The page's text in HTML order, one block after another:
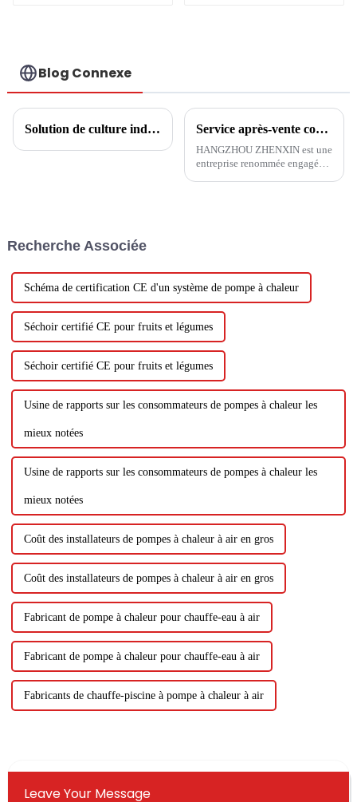
Blog Connexe
Solution de culture industrielle de champignons Service après-vente confortable et économe en énergie, de première classe, les clients australiens font l'éloge de HANGZHOU ZHENXIN
HANGZHOU ZHENXIN est une
entreprise renommée engagée
Recherche Associée
Schéma de certification CE d'un système de pompe à chaleur
Séchoir certifié CE pour fruits et légumes
Séchoir certifié CE pour fruits et légumes
Usine de rapports sur les consommateurs de pompes à chaleur les
mieux notées
Usine de rapports sur les consommateurs de pompes à chaleur les
mieux notées
Coût des installateurs de pompes à chaleur à air en gros
Coût des installateurs de pompes à chaleur à air en gros
Fabricant de pompe à chaleur pour chauffe-eau à air
Fabricant de pompe à chaleur pour chauffe-eau à air
Fabricants de chauffe-piscine à pompe à chaleur à air
Leave Your Message